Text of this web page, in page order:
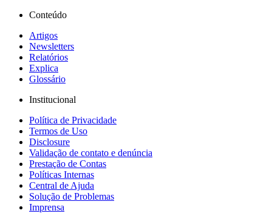
Conteúdo
Artigos
Newsletters
Relatórios
Explica
Glossário
Institucional
Política de Privacidade
Termos de Uso
Disclosure
Validação de contato e denúncia
Prestação de Contas
Políticas Internas
Central de Ajuda
Solução de Problemas
Imprensa